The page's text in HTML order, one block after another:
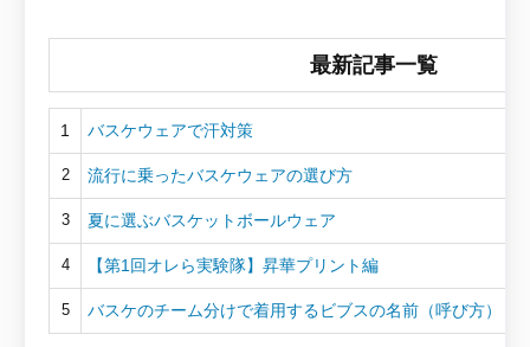
最新記事一覧
1 バスケウェアで汗対策
2 流行に乗ったバスケウェアの選び方
3 夏に選ぶバスケットボールウェア
4 【第1回オレら実験隊】昇華プリント編
5 バスケのチーム分けで着用するビブスの名前（呼び方）